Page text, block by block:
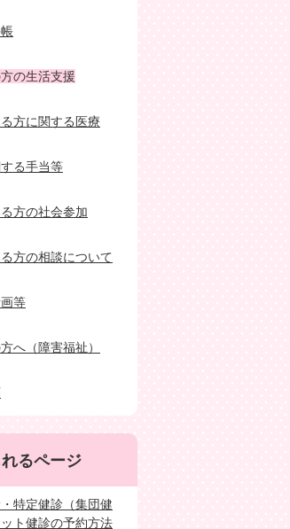
の生活支援
方に関する医療
る手当等
方の社会参加
方の相談について
等
へ（障害福祉）
るページ
特定健診（集団健
ト健診の予約方法